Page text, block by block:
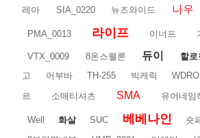
레아
SIA_0220 뉴즈와이드 나우
PMA_0013 라이프 이너프
VTX_0009 8온스웰론 듀이 할
고
어부바 TH-255 빅캐릭
르
소매티셔츠 SMA 유어네임
Well 화살 SUC 베베나인 숏